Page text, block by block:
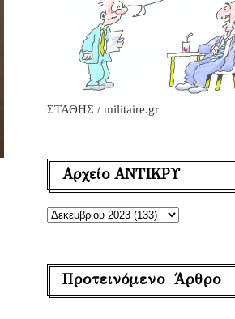
ΣΤΑΘΗΣ / militaire.gr
Αρχείο ΑΝΤΙΚΡΥ
Προτεινόμενο Άρθρο